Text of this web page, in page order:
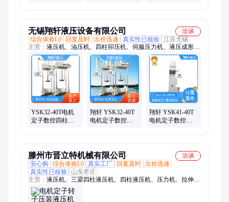
无锡翔轩液压设备有限公司
洽谈
综合体验L0
回复及时 出价迅速 真实性已核验 江苏无锡
主营： 液压机、油压机、四柱卯压机、伺服压力机、液压成形
机、校直精密压装机
YSK32-40T电机
定子数控四柱液
翔轩 YSK32-40T
电机定子数控四
翔轩 YSK41-40T
电机定子数控单
滕州市晋立特机械有限公司
洽谈
安心购
综合体验L0 真实工厂 回复及时 出价迅速
真实性已核验
山东枣庄
主营： 液压机、三梁四柱液压机、四柱液压机、压力机、拉伸压
力机、钢板压力机、油压机、汽车配件液压机、金属拉伸液压
机、拉伸成型液压机、粉末成型液压机、单臂液压机、龙门液压